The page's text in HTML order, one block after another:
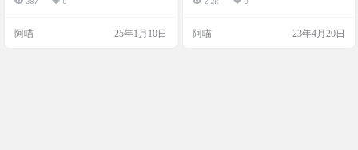
览者的注意，还能让你的作品更具
阿喵 25年1月10日 阿喵 23年4月20日